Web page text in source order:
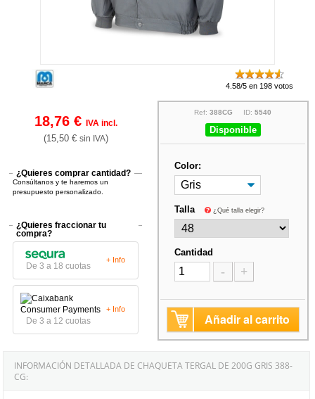
4.58/5 en 198 votos
18,76 € IVA incl.
(15,50 € sin IVA)
¿Quieres comprar cantidad?
Consúltanos y te haremos un
presupuesto personalizado.
¿Quieres fraccionar tu
compra?
De 3 a 18 cuotas
+ Info
De 3 a 12 cuotas
+ Info
Ref:388CG ID:5540
Disponible
Color:
Talla ¿Qué talla elegir?
Cantidad
- +
Añadir al carrito
INFORMACIÓN DETALLADA DE CHAQUETA TERGAL DE 200G GRIS 388-
CG: